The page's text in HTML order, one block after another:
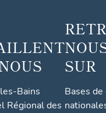
Bains
Régional des
SUR
Bases